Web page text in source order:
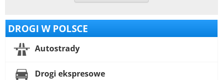
DROGI W POLSCE
Autostrady
Drogi ekspresowe